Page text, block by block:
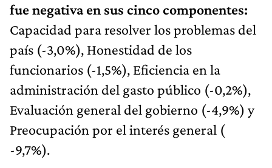
fue negativa en sus cinco componentes:
Capacidad para resolver los problemas del
país (-3,0%), Honestidad de los
funcionarios (-1,5%), Eficiencia en la
administración del gasto público (-0,2%),
Evaluación general del gobierno (-4,9%) y
Preocupación por el interés general (
-9,7%).